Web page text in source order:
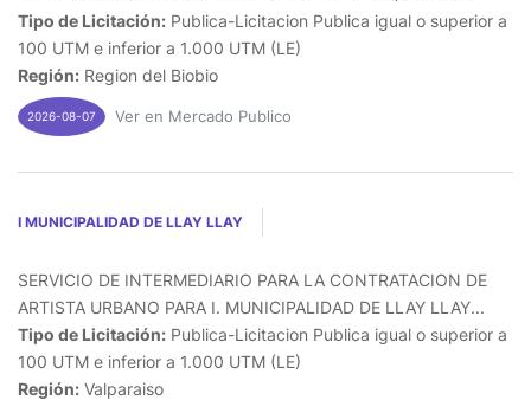
Tipo de Licitación: Publica-Licitacion Publica igual o superior a
100 UTM e inferior a 1.000 UTM (LE)
Región: Region del Biobio
2026-08-07 Ver en Mercado Publico
I MUNICIPALIDAD DE LLAY LLAY
SERVICIO DE INTERMEDIARIO PARA LA CONTRATACION DE
ARTISTA URBANO PARA I. MUNICIPALIDAD DE LLAY LLAY...
Tipo de Licitación: Publica-Licitacion Publica igual o superior a
100 UTM e inferior a 1.000 UTM (LE)
Región: Valparaiso